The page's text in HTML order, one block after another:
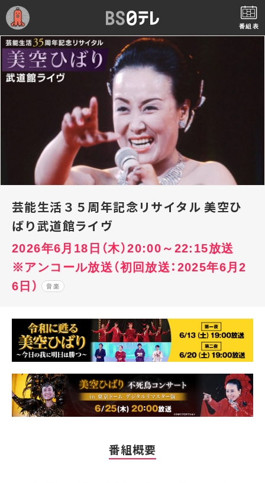
番組表
芸能生活３５周年記念リサイタル 美空ひ
ばり武道館ライヴ
2026年6月18日（木）20:00～22:15放送
※アンコール放送（初回放送：2025年6月2
6日）
音楽
番組概要